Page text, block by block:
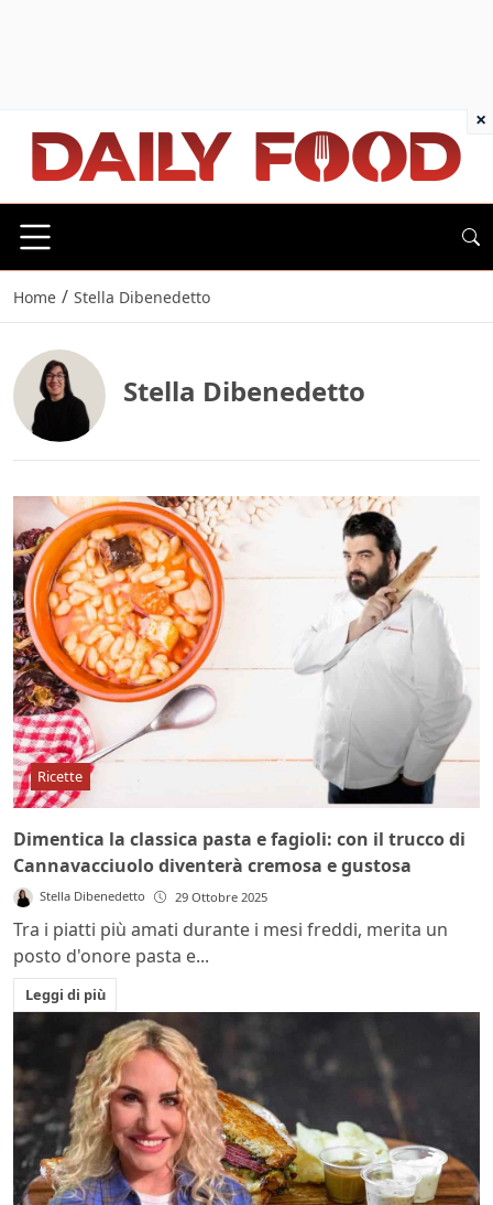
Home / Stella Dibenedetto
Stella Dibenedetto
Ricette
Dimentica la classica pasta e fagioli: con il trucco di
Cannavacciuolo diventerà cremosa e gustosa
Stella Dibenedetto 29 Ottobre 2025
Tra i piatti più amati durante i mesi freddi, merita un
posto d'onore pasta e...
Leggi di più
×